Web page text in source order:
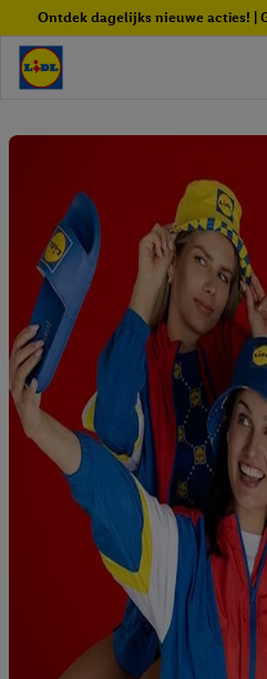
Ontdek dagelijks nieuwe acties! |